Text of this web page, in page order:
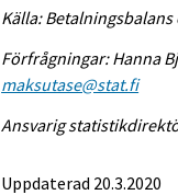
Källa:
Förfrågningar: Hanna
maksutase@stat.fi
Ansvarig
Uppdaterad 20.3.2020